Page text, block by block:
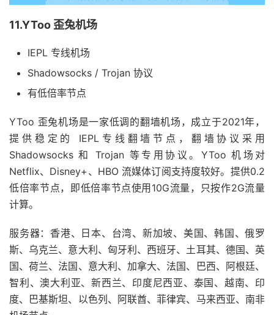
11.YToo 歪兔机场
IEPL 专线机场
Shadowsocks / Trojan 协议
有低倍率节点
YToo 歪兔机场是一家低调的翻墙机场，成立于2021年，
提供稳定的 IEPL专线翻墙节点，翻墙协议采用
Shadowsocks 和 Trojan 等专用协议。YToo 机场对
Netflix、Disney+、HBO 流媒体订阅支持度较好。提供0.2
低倍率节点，即低倍率节点使用10G流量，只按作2G流量
计算。
服务器：香港、日本、台湾、新加坡、美国、韩国、俄罗
斯、乌克兰、意大利、匈牙利、西班牙、土耳其、德国、英
国、荷兰、法国、意大利、加拿大、法国、巴西、阿根廷、
智利、澳大利亚、新西兰、印度尼西亚、泰国、越南、印
度、巴基斯坦、以色列、阿联酋、菲律宾、马来西亚、南非